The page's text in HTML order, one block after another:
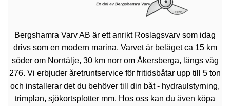
Bergshamra Varv AB är ett anrikt Roslagsvarv som idag
drivs som en modern marina. Varvet är beläget ca 15 km
söder om Norrtälje, 30 km norr om Åkersberga, längs väg
276. Vi erbjuder åretruntservice för fritidsbåtar upp till 5 ton
och installerar det du behöver till din båt - hydraulstyrning,
trimplan, sjökortsplotter mm. Hos oss kan du även köpa